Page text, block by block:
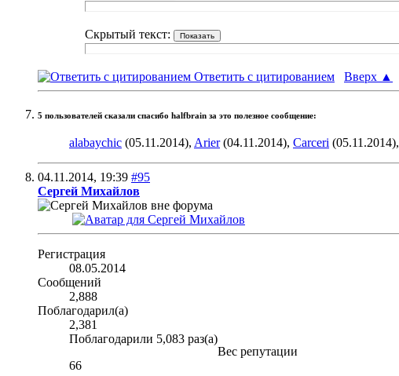
Скрытый текст:
Ответить с цитированием Вверх ▲
5 пользователей сказали cпасибо halfbrain за это полезное сообщение:
alabaychic (05.11.2014), Arier(04.11.2014), Carceri (05.11.2014),
04.11.2014, 19:39 #95
Сергей Михайлов
Регистрация
08.05.2014
Сообщений
2,888
Поблагодарил(а)
2,381
Поблагодарили 5,083 раз(а)
Вес репутации
66